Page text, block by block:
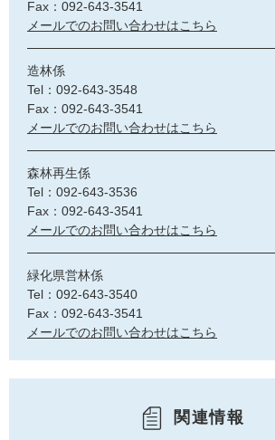
Fax：092-643-3541
メールでのお問い合わせはこちら
造林係
Tel：092-643-3548
Fax：092-643-3541
メールでのお問い合わせはこちら
森林再生係
Tel：092-643-3536
Fax：092-643-3541
メールでのお問い合わせはこちら
緑化県営林係
Tel：092-643-3540
Fax：092-643-3541
メールでのお問い合わせはこちら
関連情報